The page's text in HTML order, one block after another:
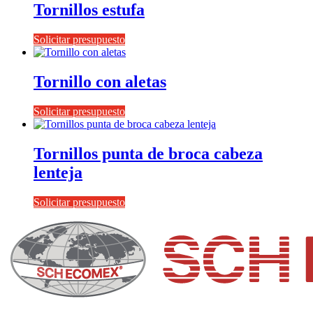
Tornillos estufa
Solicitar presupuesto
Tornillo con aletas
Solicitar presupuesto
Tornillos punta de broca cabeza
lenteja
Solicitar presupuesto